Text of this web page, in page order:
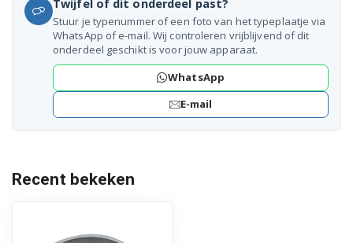
Miele W337
Miele W340
Miele W341
Miele W342
Twijfel of dit onderdeel past?
Stuur je typenummer of een foto van het typeplaatje via
WhatsApp of e-mail. Wij controleren vrijblijvend of dit
onderdeel geschikt is voor jouw apparaat.
WhatsApp
E-mail
Recent bekeken